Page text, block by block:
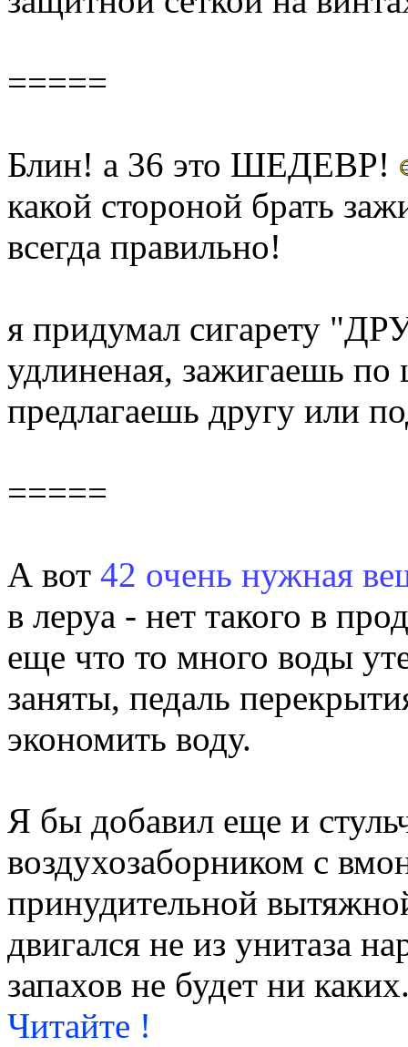
=====
Блин! а 36 это ШЕДЕВР!
какой стороной брать
всегда правильно!
я придумал сигарету
удлиненая, зажигаешь по
предлагаешь другу или
=====
А вот 42 очень нужная
в леруа - нет такого в
еще что то много воды
заняты, педаль
экономить воду.
Я бы добавил еще и
воздухозаборником с
принудительной
двигался не из унитаза
запахов не будет ни
Читайте !